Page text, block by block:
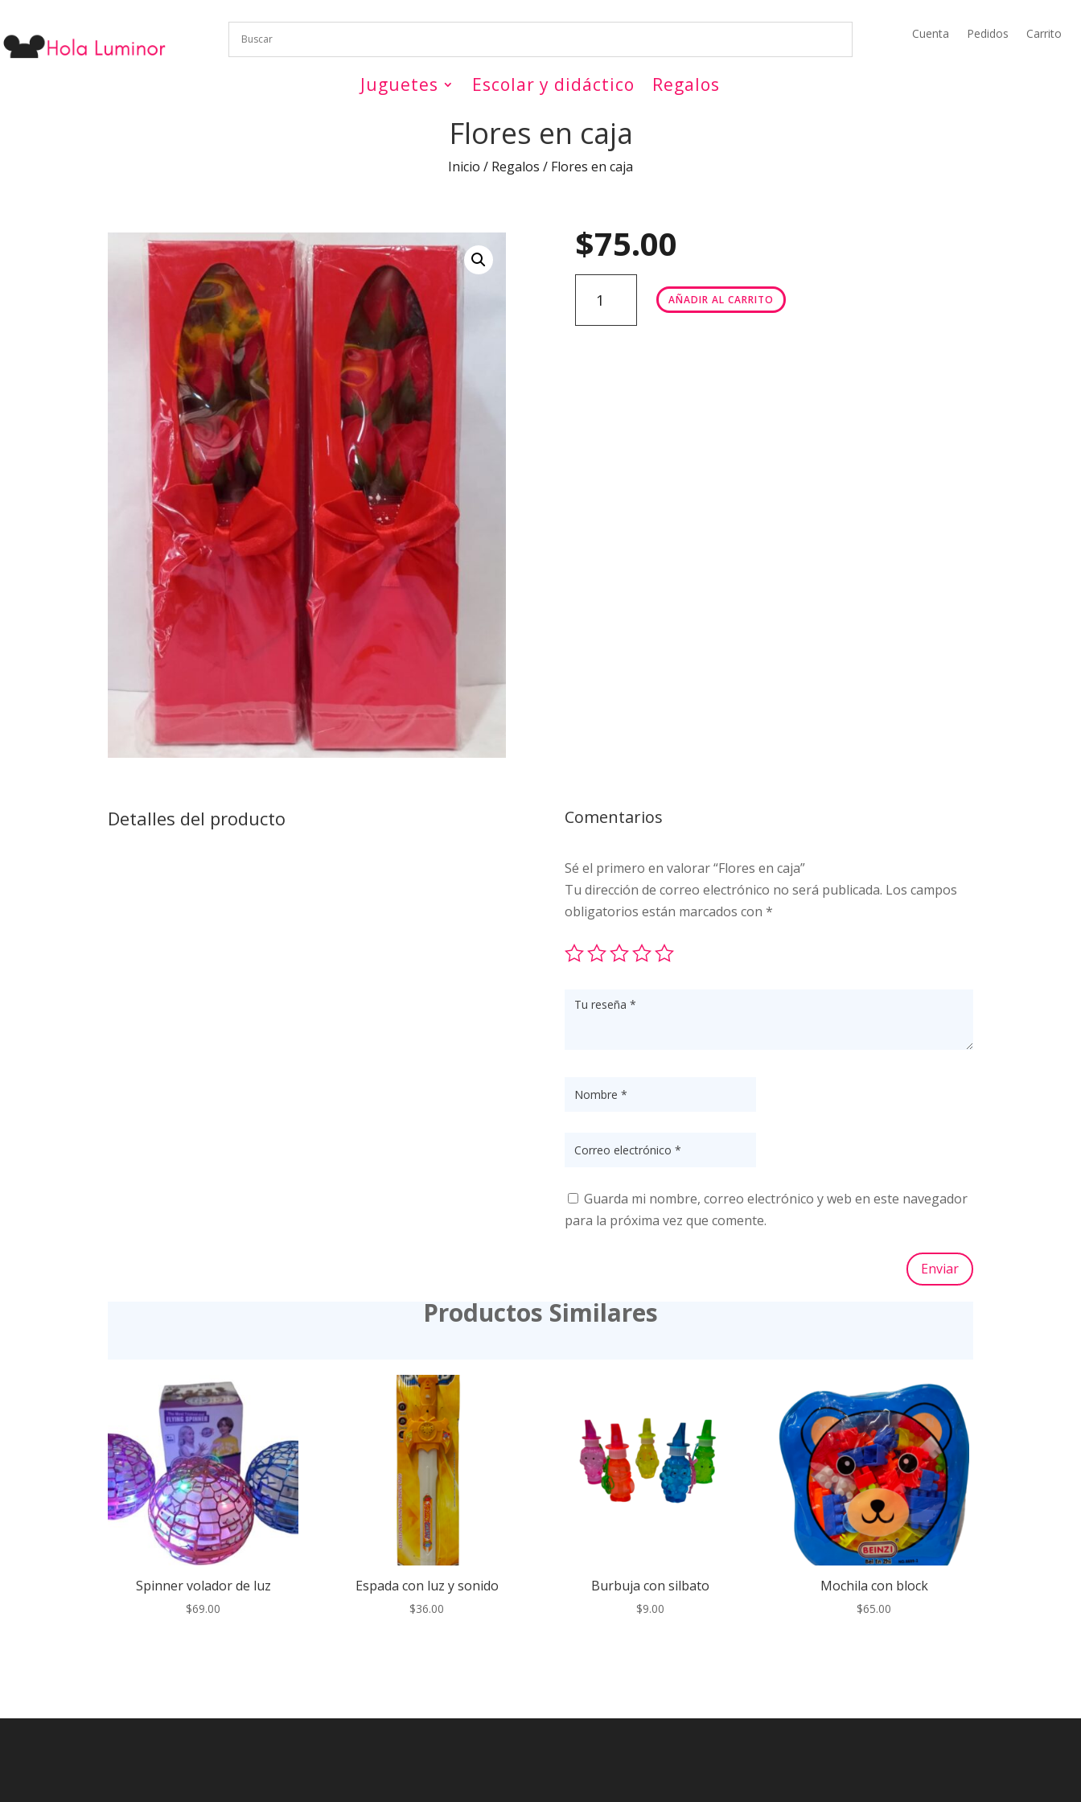
Juguetes Escolar y didáctico Regalos
Cuenta Pedidos Carrito
Flores en caja
Inicio / Regalos / Flores en caja
$75.00
caja
AÑADIR AL CARRITO
Detalles del producto Comentarios
Sé el primero en valorar “Flores en caja”
Tu dirección de correo electrónico no será publicada. Los campos
obligatorios están marcados con *
Guarda mi nombre, correo electrónico y web en este navegador
para la próxima vez que comente.
Enviar
Productos Similares
Spinner volador de luz
$69.00
Espada con luz y sonido
$36.00
Burbuja con silbato
$9.00
Mochila con block
$65.00